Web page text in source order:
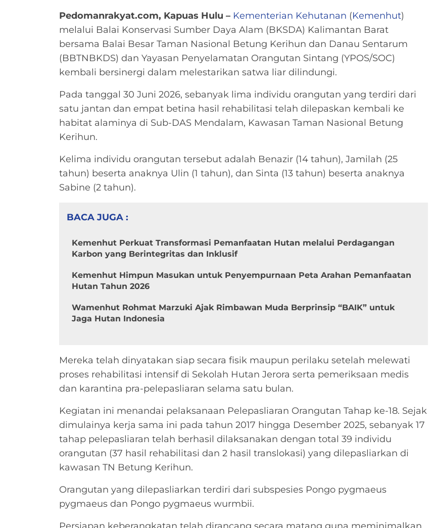
Pedomanrakyat.com, Kapuas Hulu – Kementerian Kehutanan (Kemenhut)
melalui Balai Konservasi Sumber Daya Alam (BKSDA) Kalimantan Barat
bersama Balai Besar Taman Nasional Betung Kerihun dan Danau Sentarum
(BBTNBKDS) dan Yayasan Penyelamatan Orangutan Sintang (YPOS/SOC)
kembali bersinergi dalam melestarikan satwa liar dilindungi.
Pada tanggal 30 Juni 2026, sebanyak lima individu orangutan yang terdiri dari
satu jantan dan empat betina hasil rehabilitasi telah dilepaskan kembali ke
habitat alaminya di Sub-DAS Mendalam, Kawasan Taman Nasional Betung
Kerihun.
Kelima individu orangutan tersebut adalah Benazir (14 tahun), Jamilah (25
tahun) beserta anaknya Ulin (1 tahun), dan Sinta (13 tahun) beserta anaknya
Sabine (2 tahun).
BACA JUGA :
Kemenhut Perkuat Transformasi Pemanfaatan Hutan melalui Perdagangan
Karbon yang Berintegritas dan Inklusif
Kemenhut Himpun Masukan untuk Penyempurnaan Peta Arahan Pemanfaatan
Hutan Tahun 2026
Wamenhut Rohmat Marzuki Ajak Rimbawan Muda Berprinsip “BAIK” untuk
Jaga Hutan Indonesia
Mereka telah dinyatakan siap secara fisik maupun perilaku setelah melewati
proses rehabilitasi intensif di Sekolah Hutan Jerora serta pemeriksaan medis
dan karantina pra-pelepasliaran selama satu bulan.
Kegiatan ini menandai pelaksanaan Pelepasliaran Orangutan Tahap ke-18. Sejak
dimulainya kerja sama ini pada tahun 2017 hingga Desember 2025, sebanyak 17
tahap pelepasliaran telah berhasil dilaksanakan dengan total 39 individu
orangutan (37 hasil rehabilitasi dan 2 hasil translokasi) yang dilepasliarkan di
kawasan TN Betung Kerihun.
Orangutan yang dilepasliarkan terdiri dari subspesies Pongo pygmaeus
pygmaeus dan Pongo pygmaeus wurmbii.
Persiapan keberangkatan telah dirancang secara matang guna meminimalkan